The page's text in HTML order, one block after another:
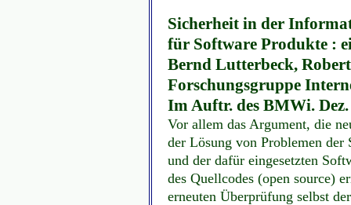
Sicherheit in der
für Software Produkte :
Bernd Lutterbeck,
Forschungsgruppe
Im Auftr. des BMWi. Dez.
Vor allem das Argument, die
der Lösung von Problemen
und der dafür eingesetzten
des Quellcodes (open source)
erneuten Überprüfung selbst